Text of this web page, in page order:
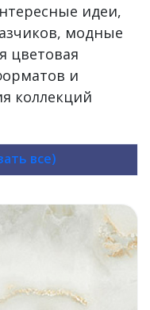
идеи,
модные
цветовая
и
коллекций
все)